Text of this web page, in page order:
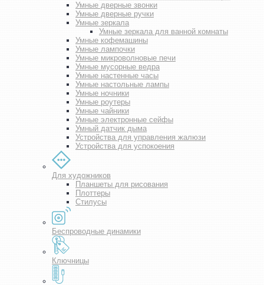
Умные дверные звонки
Умные дверные ручки
Умные зеркала
Умные зеркала для ванной комнаты
Умные кофемашины
Умные лампочки
Умные микроволновые печи
Умные мусорные ведра
Умные настенные часы
Умные настольные лампы
Умные ночники
Умные роутеры
Умные чайники
Умные электронные сейфы
Умный датчик дыма
Устройства для управления жалюзи
Устройства для успокоения
Для художников
Планшеты для рисования
Плоттеры
Стилусы
Беспроводные динамики
Ключницы